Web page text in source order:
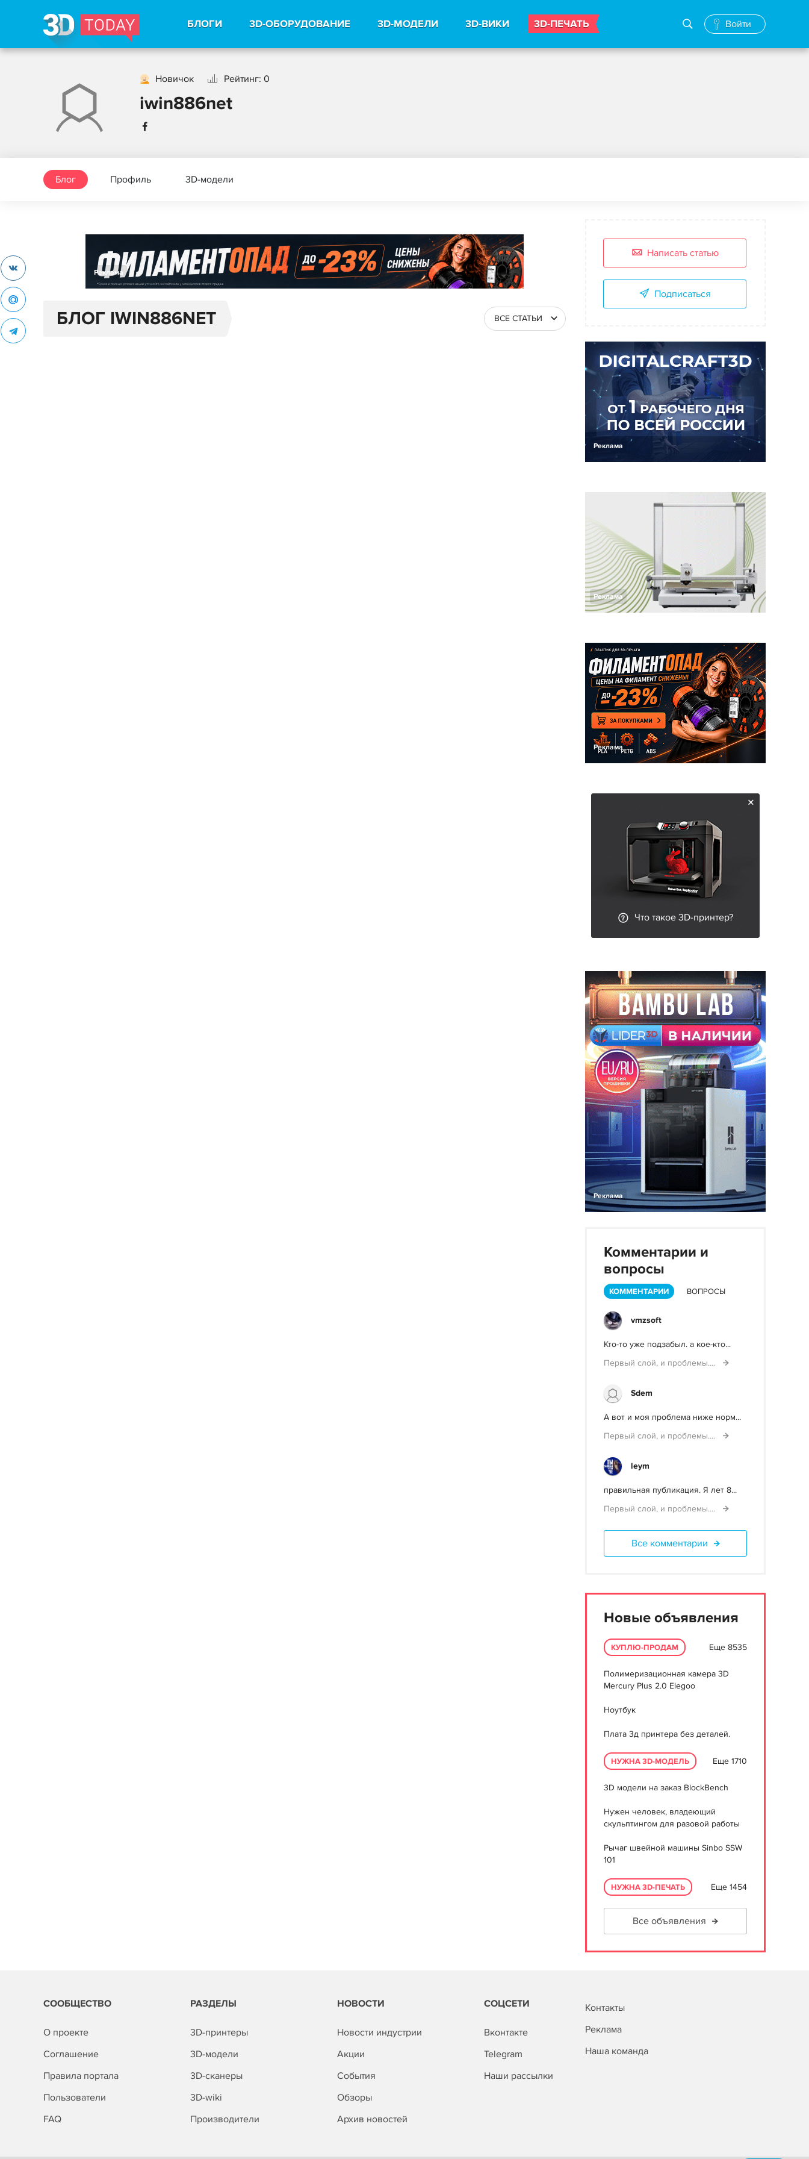
БЛОГИ 3D-ОБОРУДОВАНИЕ 3D-МОДЕЛИ 3D-ВИКИ 3D-ПЕЧАТЬ Войти
Новичок Рейтинг: 0
iwin886net
Блог Профиль 3D-модели
Реклама
БЛОГ IWIN886NET ВСЕ СТАТЬИ
Написать статью
Подписаться
Реклама
Реклама
Реклама
Что такое 3D-принтер?
Реклама
Комментарии и
вопросы
КОММЕНТАРИИ ВОПРОСЫ
vmzsoft
Кто-то уже подзабыл. а кое-кто...
Первый слой, и проблемы....
Sdem
А вот и моя проблема ниже норм...
Первый слой, и проблемы....
leym
правильная публикация. Я лет 8...
Первый слой, и проблемы....
Все комментарии
Новые объявления
КУПЛЮ-ПРОДАМ Еще 8535
Полимеризационная камера 3D
Mercury Plus 2.0 Elegoo
Ноутбук
Плата 3д принтера без деталей.
НУЖНА 3D-МОДЕЛЬ Еще 1710
3D модели на заказ BlockBench
Нужен человек, владеющий
скульптингом для разовой работы
Рычаг швейной машины Sinbo SSW
101
НУЖНА 3D-ПЕЧАТЬ Еще 1454
Все объявления
СООБЩЕСТВО
О проекте
Соглашение
Правила портала
Пользователи
FAQ
РАЗДЕЛЫ
3D-принтеры
3D-модели
3D-сканеры
3D-wiki
Производители
НОВОСТИ
Новости индустрии
Акции
События
Обзоры
Архив новостей
СОЦСЕТИ
Вконтакте
Telegram
Наши рассылки
Контакты
Реклама
Наша команда